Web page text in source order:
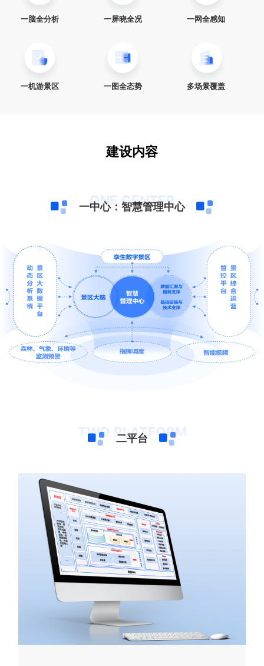
一脑全分析 一屏晓全况 一网全感知
一机游景区 一图全态势 多场景覆盖
建设内容
ONE CENTER
一中心：智慧管理中心
TWO PLATFORM
二平台